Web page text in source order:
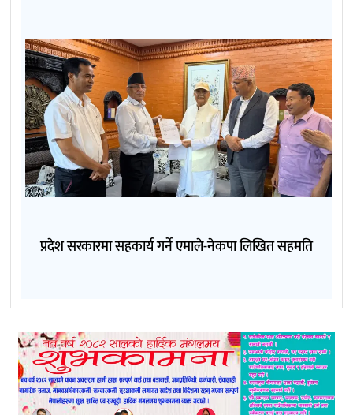
प्रदेश सरकारमा सहकार्य गर्ने एमाले-नेकपा लिखित सहमति